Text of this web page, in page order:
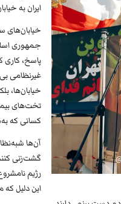
ایران به
خیابان‌های
جمهوری
غیرنظامی
خیابان‌ها،
تخت‌های
کسانی که
آن‌ها
گشت‌زنی
رژیم
این دلیل که